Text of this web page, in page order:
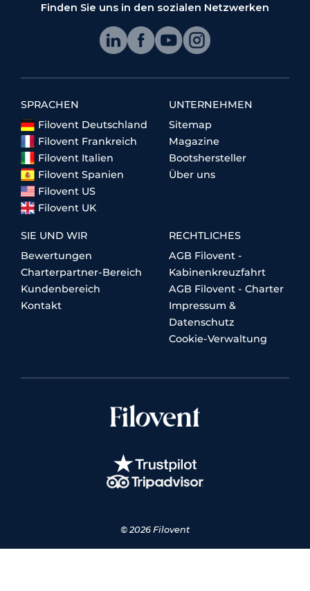
Finden Sie uns in den sozialen Netzwerken
SPRACHEN
Filovent Deutschland
Filovent Frankreich
Filovent Italien
Filovent Spanien
Filovent US
Filovent UK
UNTERNEHMEN
Sitemap
Magazine
Bootshersteller
Über uns
SIE UND WIR
Bewertungen
Charterpartner-Bereich
Kundenbereich
Kontakt
RECHTLICHES
AGB Filovent -
Kabinenkreuzfahrt
AGB Filovent - Charter
Impressum &
Datenschutz
Cookie-Verwaltung
© 2026 Filovent